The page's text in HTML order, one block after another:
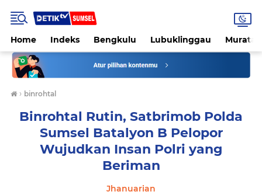
Home Indeks Bengkulu Lubuklinggau
› binrohtal
Binrohtal Rutin, Satbrimob Polda
Sumsel Batalyon B Pelopor
Wujudkan Insan Polri yang
Beriman
Jhanuarian